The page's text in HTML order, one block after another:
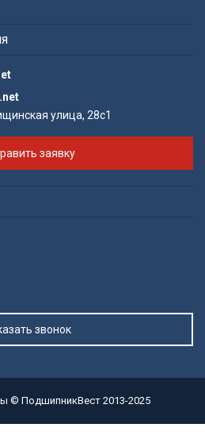
улица, 28с1
заявку
звонок
© ПодшипникВест 2013-2025